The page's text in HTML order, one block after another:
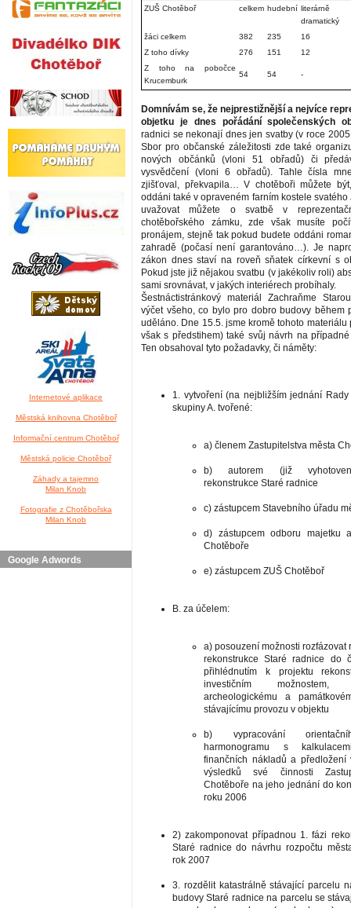
Internetové aplikace
Městská knihovna Chotěboř
Informační centrum Chotěboř
Městská policie Chotěboř
Záhady a tajemno
Milan Knob
Fotografie z Chotěbořska
Milan Knob
Google Adwords
ZUŠ Chotěboř celkem hudební literárně
dramatický
žáci celkem
382 235
16
Z toho dívky
276 151
12
Z toho na pobočce
Krucemburk
54 54 -
Domnívám se, že nejprestižnější a nejvíce
objetku je dnes pořádání společenských
radnici se nekonají dnes jen svatby (v roce
Sbor pro občanské záležitosti zde také
nových občánků (vloni 51 obřadů) či
vysvědčení (vloni 6 obřadů). Tahle čísla
zjišťoval, překvapila… V chotěboři můžete
oddáni také v opraveném farním kostele svatého
uvažovat můžete o svatbě v
chotěbořského zámku, zde však musíte
pronájem, stejně tak pokud budete oddáni
zahradě (počasí není garantováno…). Je
zákon dnes staví na roveň sňatek církevní s
Pokud jste již nějakou svatbu (v jakékoliv roli)
sami srovnávat, v jakých interiérech probíhaly.
Šestnáctistránkový materiál Zachraňme
výčet všeho, co bylo pro dobro budovy během
uděláno. Dne 15.5. jsme kromě tohoto
však s předstihem) také svůj návrh na
Ten obsahoval tyto požadavky, či náměty:
1. vytvoření (na nejbližším jednání
skupiny A. tvořené:
a) členem Zastupitelstva města
b) autorem (již
rekonstrukce Staré radnice
c) zástupcem Stavebního úřadu
d) zástupcem odboru majetku
Chotěboře
e) zástupcem ZUŠ Chotěboř
B. za účelem:
a) posouzení možnosti rozfázovat
rekonstrukce Staré radnice do
přihlédnutím k projektu
investičním možnostem,
archeologickému a
stávajícímu provozu v objektu
b) vypracování
harmonogramu s
finančních nákladů a předložení
výsledků své činnosti
Chotěboře na jeho jednání do
roku 2006
2) zakomponovat případnou 1. fázi
Staré radnice do návrhu rozpočtu
rok 2007
3. rozdělit katastrálně stávající parcelu
budovy Staré radnice na parcelu se